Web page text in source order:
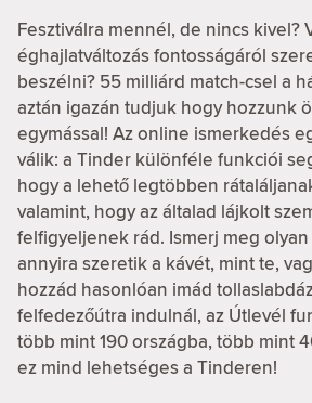
Fesztiválra mennél, de nincs kivel?
éghajlatváltozás fontosságáról
beszélni? 55 milliárd match-csel a
aztán igazán tudjuk hogy hozzunk
egymással! Az online ismerkedés
válik: a Tinder különféle funkciói
hogy a lehető legtöbben
valamint, hogy az általad lájkolt
felfigyeljenek rád. Ismerj meg
annyira szeretik a kávét, mint te,
hozzád hasonlóan imád
felfedezőútra indulnál, az Útlevél
több mint 190 országba, több mint
ez mind lehetséges a Tinderen!